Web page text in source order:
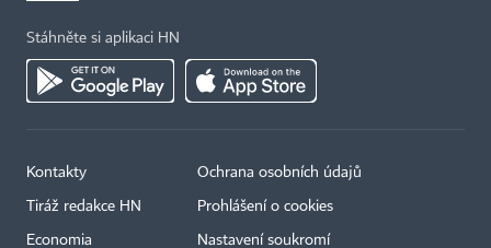
Stáhněte si aplikaci HN
Kontakty
Tiráž redakce HN
Economia
Ochrana osobních údajů
Prohlášení o cookies
Nastavení soukromí